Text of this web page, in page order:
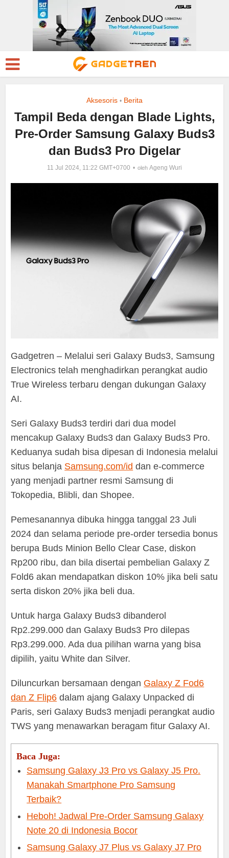
Aksesoris • Berita
Tampil Beda dengan Blade Lights,
Pre-Order Samsung Galaxy Buds3
dan Buds3 Pro Digelar
11 Jul 2024, 11:22 GMT+0700 oleh Ageng Wuri
Gadgetren – Melalui seri Galaxy Buds3, Samsung
Electronics telah menghadirkan perangkat audio
True Wireless terbaru dengan dukungan Galaxy
AI.
Seri Galaxy Buds3 terdiri dari dua model
mencakup Galaxy Buds3 dan Galaxy Buds3 Pro.
Keduanya sudah bisa dipesan di Indonesia melalui
situs belanja Samsung.com/id dan e-commerce
yang menjadi partner resmi Samsung di
Tokopedia, Blibli, dan Shopee.
Pemesanannya dibuka hingga tanggal 23 Juli
2024 dan selama periode pre-order tersedia bonus
berupa Buds Minion Bello Clear Case, diskon
Rp200 ribu, dan bila disertai pembelian Galaxy Z
Fold6 akan mendapatkan diskon 10% jika beli satu
serta diskon 20% jika beli dua.
Untuk harga Galaxy Buds3 dibanderol
Rp2.299.000 dan Galaxy Buds3 Pro dilepas
Rp3.299.000. Ada dua pilihan warna yang bisa
dipilih, yaitu White dan Silver.
Diluncurkan bersamaan dengan Galaxy Z Fod6
dan Z Flip6 dalam ajang Galaxy Unpacked di
Paris, seri Galaxy Buds3 menjadi perangkat audio
TWS yang menawarkan beragam fitur Galaxy AI.
Baca Juga:
Samsung Galaxy J3 Pro vs Galaxy J5 Pro.
Manakah Smartphone Pro Samsung
Terbaik?
Heboh! Jadwal Pre-Order Samsung Galaxy
Note 20 di Indonesia Bocor
Samsung Galaxy J7 Plus vs Galaxy J7 Pro